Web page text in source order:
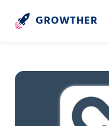
GROWTHER